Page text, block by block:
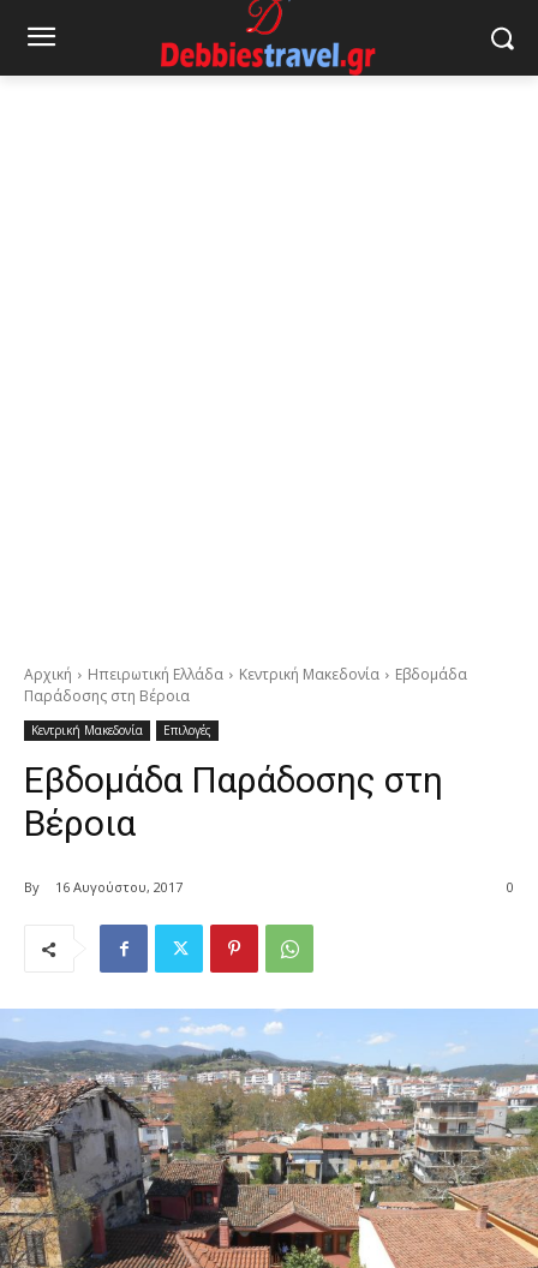
Αρχική Ηπειρωτική Ελλάδα Κεντρική Μακεδονία
Εβδομάδα
Παράδοσης στη Βέροια
Κεντρική Μακεδονία Επιλογές
Εβδομάδα Παράδοσης στη
Βέροια
By 16 Αυγούστου, 2017 0